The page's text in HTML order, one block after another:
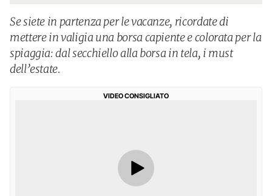
Se siete in partenza per le vacanze, ricordate di
mettere in valigia una borsa capiente e colorata per la
spiaggia: dal secchiello alla borsa in tela, i must
dell’estate.
VIDEO CONSIGLIATO